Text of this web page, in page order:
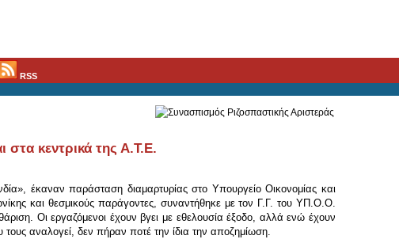
RSS
κεντρικά της Α.Τ.Ε.
έκαναν παράσταση διαμαρτυρίας στο Υπουργείο Οικονομίας και
και θεσμικούς παράγοντες, συναντήθηκε με τον Γ.Γ. του ΥΠ.Ο.Ο.
Οι εργαζόμενοι έχουν βγει με εθελουσία έξοδο, αλλά ενώ έχουν
αναλογεί, δεν πήραν ποτέ την ίδια την αποζημίωση.